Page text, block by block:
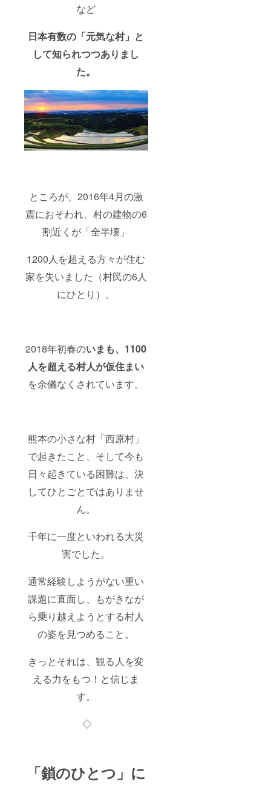
など
日本有数の「元気な村」と
して知られつつありまし
た。
ところが、2016年4月の激
震におそわれ、村の建物の6
割近くが「全半壊」
1200人を超える方々が住む
家を失いました（村民の6人
にひとり）。
2018年初春のいまも、1100
人を超える村人が仮住まい
を余儀なくされています。
熊本の小さな村「西原村」
で起きたこと、そして今も
日々起きている困難は、決
してひとごとではありませ
ん。
千年に一度といわれる大災
害でした。
通常経験しようがない重い
課題に直面し、もがきなが
ら乗り越えようとする村人
の姿を見つめること。
きっとそれは、観る人を変
える力をもつ！と信じま
す。
◇
「鎖のひとつ」に